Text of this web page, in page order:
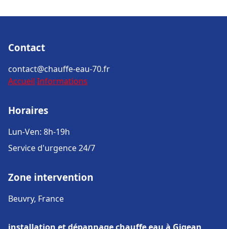
Contact
contact@chauffe-eau-70.fr
Accueil Informations
Horaires
Lun-Ven: 8h-19h
Service d'urgence 24/7
Zone intervention
Beuvry, France